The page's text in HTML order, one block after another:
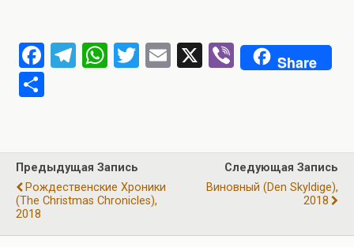
F
o
o
k
T
a
m
W
A
p
p
T
E
X
Vi
b
Share
р
а
в
и
Предыдущая Запись
Рождественские Хроники
(The Christmas Chronicles),
2018
Следующая Запись
Виновный (Den Skyldige),
2018